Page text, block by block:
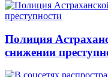
Полиция
снижении